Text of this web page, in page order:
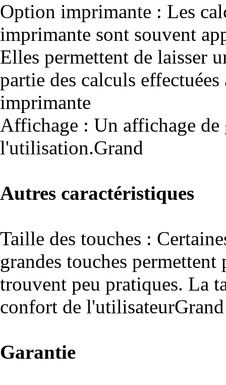
Option imprimante : Les
imprimante sont souvent
Elles permettent de laisser
partie des calculs effectuées
imprimante
Affichage : Un affichage
l'utilisation.Grand
Autres caractéristiques
Taille des touches :
grandes touches
trouvent peu pratiques. La
confort de l'utilisateurGrand
Garantie